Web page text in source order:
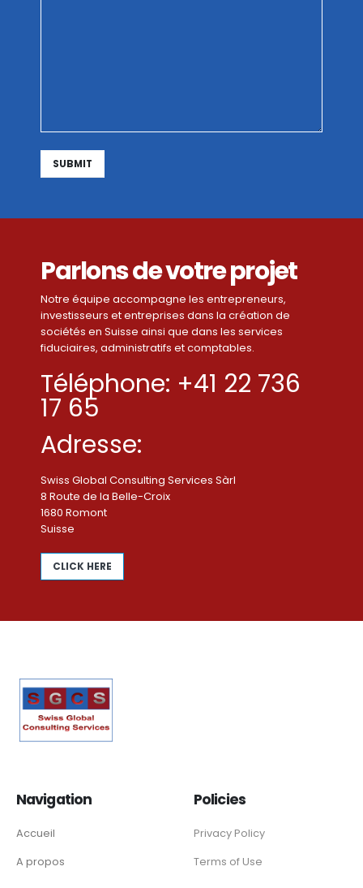
Parlons de votre projet
Notre équipe accompagne les entrepreneurs,
investisseurs et entreprises dans la création de
sociétés en Suisse ainsi que dans les services
fiduciaires, administratifs et comptables.
Téléphone: +41 22 736
17 65
Adresse:
Swiss Global Consulting Services Sàrl
8 Route de la Belle-Croix
1680 Romont
Suisse
CLICK HERE
Navigation
Accueil
A propos
Policies
Privacy Policy
Terms of Use